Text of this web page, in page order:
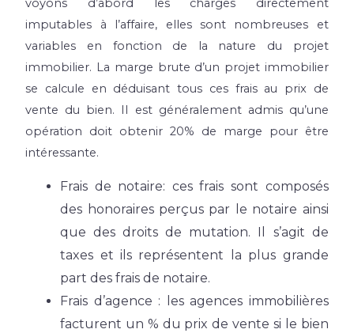
voyons d’abord les charges directement
imputables à l’affaire, elles sont nombreuses et
variables en fonction de la nature du projet
immobilier. La marge brute d’un projet immobilier
se calcule en déduisant tous ces frais au prix de
vente du bien. Il est généralement admis qu’une
opération doit obtenir 20% de marge pour être
intéressante.
Frais de notaire: ces frais sont composés
des honoraires perçus par le notaire ainsi
que des droits de mutation. Il s’agit de
taxes et ils représentent la plus grande
part des frais de notaire.
Frais d’agence : les agences immobilières
facturent un % du prix de vente si le bien